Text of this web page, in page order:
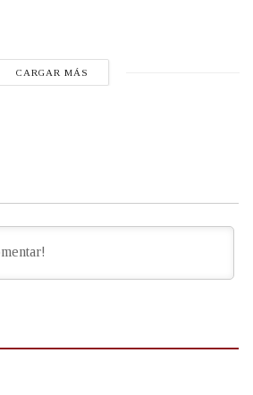
CARGAR MÁS